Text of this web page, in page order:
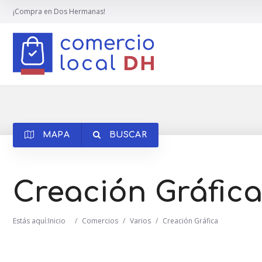
¡Compra en Dos Hermanas!
MAPA BUSCAR
Creación Gráfica
Estás aquí:Inicio / Comercios / Varios / Creación Gráfica